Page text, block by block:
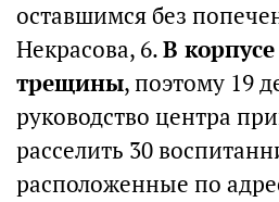
оставшимся без
Некрасова, 6.В
трещины, поэтому 19
руководство центра
расселить 30
расположенные по